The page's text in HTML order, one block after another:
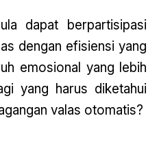
dapat berpartisipasi
dengan efisiensi yang
emosional yang lebih
yang harus diketahui
valas otomatis?